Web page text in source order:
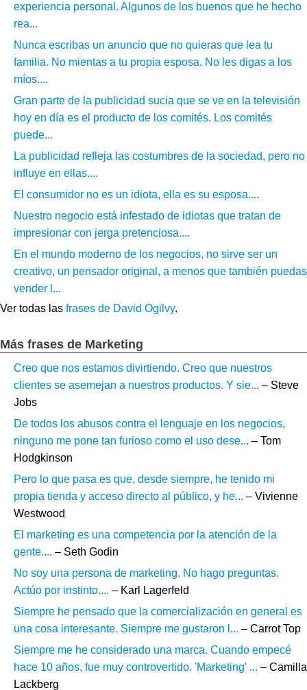
experiencia personal. Algunos de los buenos que he hecho
rea...
Nunca escribas un anuncio que no quieras que lea tu
familia. No mientas a tu propia esposa. No les digas a los
míos....
Gran parte de la publicidad sucia que se ve en la televisión
hoy en día es el producto de los comités. Los comités
puede...
La publicidad refleja las costumbres de la sociedad, pero no
influye en ellas....
El consumidor no es un idiota, ella es su esposa....
Nuestro negocio está infestado de idiotas que tratan de
impresionar con jerga pretenciosa....
En el mundo moderno de los negocios, no sirve ser un
creativo, un pensador original, a menos que también puedas
vender l...
Ver todas las frases de David Ogilvy.
Más frases de Marketing
Creo que nos estamos divirtiendo. Creo que nuestros
clientes se asemejan a nuestros productos. Y sie... – Steve
Jobs
De todos los abusos contra el lenguaje en los negocios,
ninguno me pone tan furioso como el uso dese... – Tom
Hodgkinson
Pero lo que pasa es que, desde siempre, he tenido mi
propia tienda y acceso directo al público, y he... – Vivienne
Westwood
El marketing es una competencia por la atención de la
gente.... – Seth Godin
No soy una persona de marketing. No hago preguntas.
Actúo por instinto.... – Karl Lagerfeld
Siempre he pensado que la comercialización en general es
una cosa interesante. Siempre me gustaron l... – Carrot Top
Siempre me he considerado una marca. Cuando empecé
hace 10 años, fue muy controvertido. 'Marketing' ... – Camilla
Lackberg